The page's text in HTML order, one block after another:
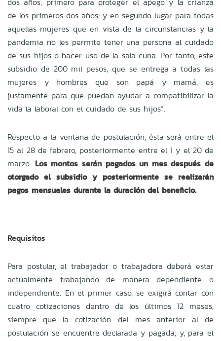
de los primeros dos años; y en segundo lugar para todas
aquellas mujeres que en vista de la circunstancias y la
pandemia no les permite tener una persona al cuidado
de sus hijos o hacer uso de la sala cuna. Por tanto, este
subsidio de 200 mil pesos, que se entrega a todas las
mujeres y hombres que son papá y mamá, es
justamente para que puedan ayudar a compatibilizar la
vida la laboral con el cuidado de sus hijos”.
Respecto a la ventana de postulación, ésta será entre el
15 al 28 de febrero, posteriormente entre el 1 y el 20 de
marzo. Los montos serán pagados un mes después de
otorgado el subsidio y posteriormente se realizarán
pagos mensuales durante la duración del beneficio.
Requisitos
Para postular, el trabajador o trabajadora deberá estar
actualmente trabajando de manera dependiente o
independiente. En el primer caso, se exigirá contar con
cuatro cotizaciones dentro de los últimos 12 meses,
siempre que la cotización del mes anterior al de
postulación se encuentre declarada y pagada; y, para el